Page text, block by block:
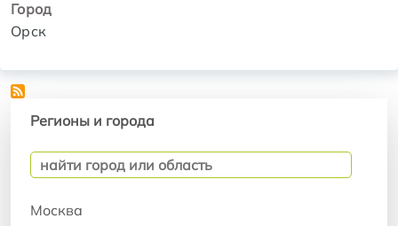
Город
Орск
Регионы и города
Москва